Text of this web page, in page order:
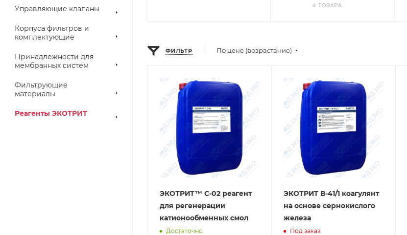
Управляющие клапаны
Корпуса фильтров и
комплектующие
Принадлежности для
мембранных систем
Фильтрующие
материалы
Реагенты ЭКОТРИТ
4 ТОВАРА
ФИЛЬТР По цене (возрастание)
ЭКОТРИТ™ С-02 реагент
для регенерации
катионообменных смол
Достаточно
ЭКОТРИТ В-41/1 коагулянт
на основе сернокислого
железа
Под заказ